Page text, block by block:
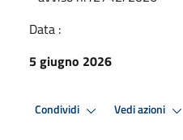
Data :
5 giugno 2026
Condividi Vedi azioni